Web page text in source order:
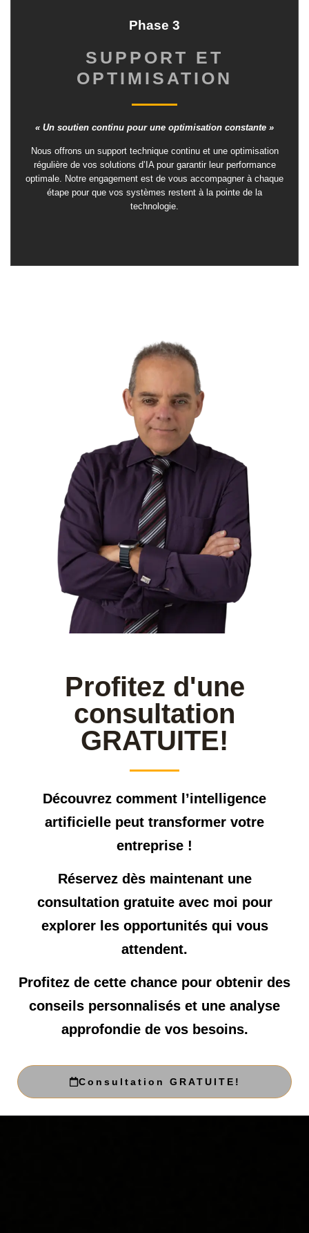
Phase 3
SUPPORT ET
OPTIMISATION
« Un soutien continu pour une optimisation constante »
Nous offrons un support technique continu et une optimisation
régulière de vos solutions d’IA pour garantir leur performance
optimale. Notre engagement est de vous accompagner à chaque
étape pour que vos systèmes restent à la pointe de la
technologie.
Profitez d'une
consultation
GRATUITE!
Découvrez comment l’intelligence
artificielle peut transformer votre
entreprise !
Réservez dès maintenant une
consultation gratuite avec moi pour
explorer les opportunités qui vous
attendent.
Profitez de cette chance pour obtenir des
conseils personnalisés et une analyse
approfondie de vos besoins.
Consultation GRATUITE!